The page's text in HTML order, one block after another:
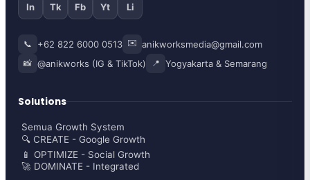
In Tk Fb Yt Li
📞 +62 822 6000 0513 ✉️ anikworksmedia@gmail.com
📸 @anikworks (IG & TikTok) 📍 Yogyakarta & Semarang
Solutions
Semua Growth System
🔍 CREATE - Google Growth
📱 OPTIMIZE - Social Growth
🚀 DOMINATE - Integrated